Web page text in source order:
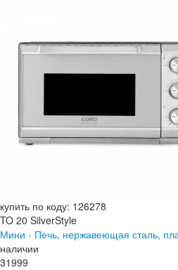
купить по коду: 126278
TO 20 SilverStyle
Мини - Печь, нержавеющая сталь,
наличии
31999